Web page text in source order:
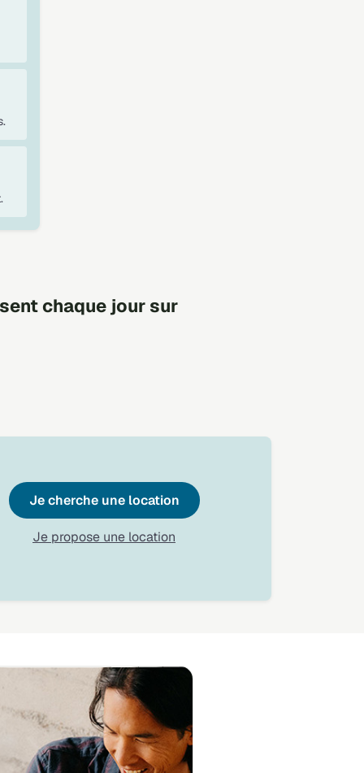
chaque jour sur
Je cherche une location
Je propose une location